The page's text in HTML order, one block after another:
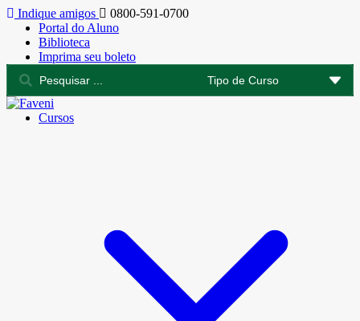
Indique amigos
0800-591-0700
Portal do Aluno
Biblioteca
Imprima seu boleto
Cursos